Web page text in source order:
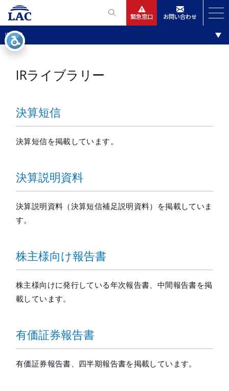
緊急窓口 お問い合わせ
IR情報
IR情報
IR情報
IRライブラリー
決算短信
決算短信を掲載しています。
決算説明資料
決算説明資料（決算短信補足説明資料）を掲載していま
す。
株主様向け報告書
株主様向けに発行している年次報告書、中間報告書を掲
載しています。
有価証券報告書
有価証券報告書、四半期報告書を掲載しています。